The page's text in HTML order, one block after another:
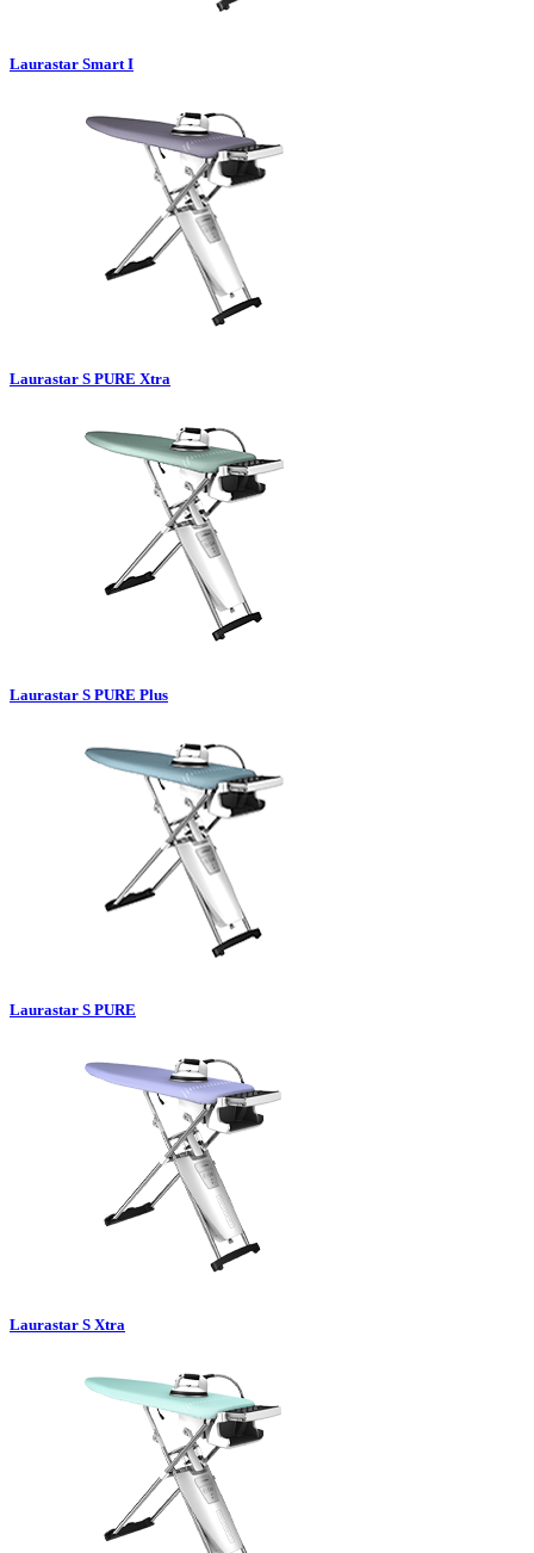
Laurastar Smart I
Laurastar S PURE Xtra
Laurastar S PURE Plus
Laurastar S PURE
Laurastar S Xtra